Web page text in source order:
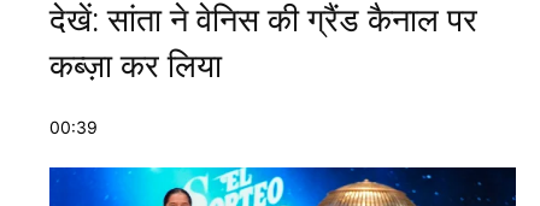
देखें: सांता ने वेनिस की ग्रैंड कैनाल पर
कब्ज़ा कर लिया
00:39